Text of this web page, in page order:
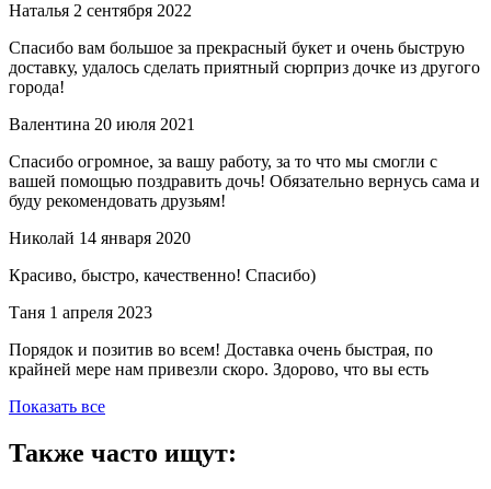
Наталья 2 сентября 2022
Спасибо вам большое за прекрасный букет и очень быструю
доставку, удалось сделать приятный сюрприз дочке из другого
города!
Валентина 20 июля 2021
Спасибо огромное, за вашу работу, за то что мы смогли с
вашей помощью поздравить дочь! Обязательно вернусь сама и
буду рекомендовать друзьям!
Николай 14 января 2020
Красиво, быстро, качественно! Спасибо)
Таня 1 апреля 2023
Порядок и позитив во всем! Доставка очень быстрая, по
крайней мере нам привезли скоро. Здорово, что вы есть
Показать все
Также часто ищут: